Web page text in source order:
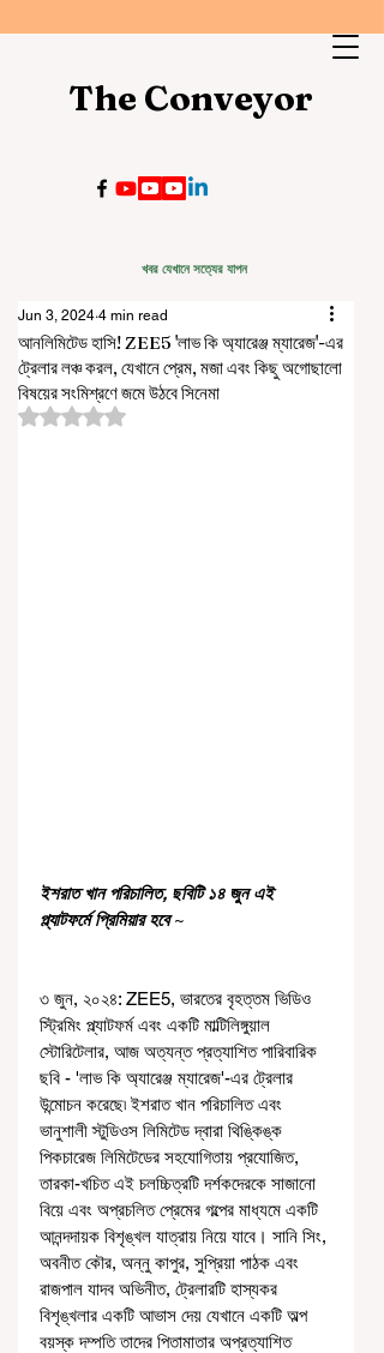
The Conveyor
খবর যেখানে সত্যের যাপন
আনলিমিটেড হাসি! ZEE5 'লাভ কি অ্যারেঞ্জ ম্যারেজ'-এর
ট্রেলার লঞ্চ করল, যেখানে প্রেম, মজা এবং কিছু অগোছালো
বিষয়ের সংমিশ্রণে জমে উঠবে সিনেমা
Jun 3, 2024 4 min read
Rated NaN out of 5 stars.
ইশরাত খান পরিচালিত, ছবিটি ১৪ জুন এই
প্ল্যাটফর্মে প্রিমিয়ার হবে ~
৩ জুন, ২০২৪: ZEE5, ভারতের বৃহত্তম ভিডিও
স্ট্রিমিং প্ল্যাটফর্ম এবং একটি মাল্টিলিঙ্গুয়াল
স্টোরিটেলার, আজ অত্যন্ত প্রত্যাশিত পারিবারিক
ছবি - 'লাভ কি অ্যারেঞ্জ ম্যারেজ'-এর ট্রেলার
উন্মোচন করেছে৷ ইশরাত খান পরিচালিত এবং
ভানুশালী স্টুডিওস লিমিটেড দ্বারা থিঙ্কিঙ্ক
পিকচারেজ লিমিটেডের সহযোগিতায় প্রযোজিত,
তারকা-খচিত এই চলচ্চিত্রটি দর্শকদেরকে সাজানো
বিয়ে এবং অপ্রচলিত প্রেমের গল্পের মাধ্যমে একটি
আনন্দদায়ক বিশৃঙ্খল যাত্রায় নিয়ে যাবে। সানি সিং,
অবনীত কৌর, অন্নু কাপুর, সুপ্রিয়া পাঠক এবং
রাজপাল যাদব অভিনীত, ট্রেলারটি হাস্যকর
বিশৃঙ্খলার একটি আভাস দেয় যেখানে একটি অল্প
বয়স্ক দম্পতি তাদের পিতামাতার অপ্রত্যাশিত